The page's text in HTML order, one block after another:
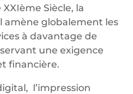
Siècle, la
amène globalement les
à davantage de
une exigence
financière.
l’impression